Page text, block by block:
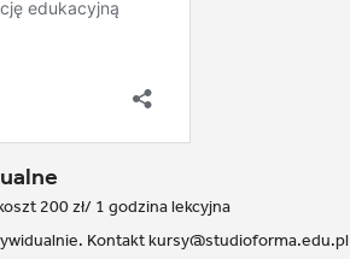
200 zł/ 1 godzina lekcyjna
Kontakt kursy@studioforma.edu.pl